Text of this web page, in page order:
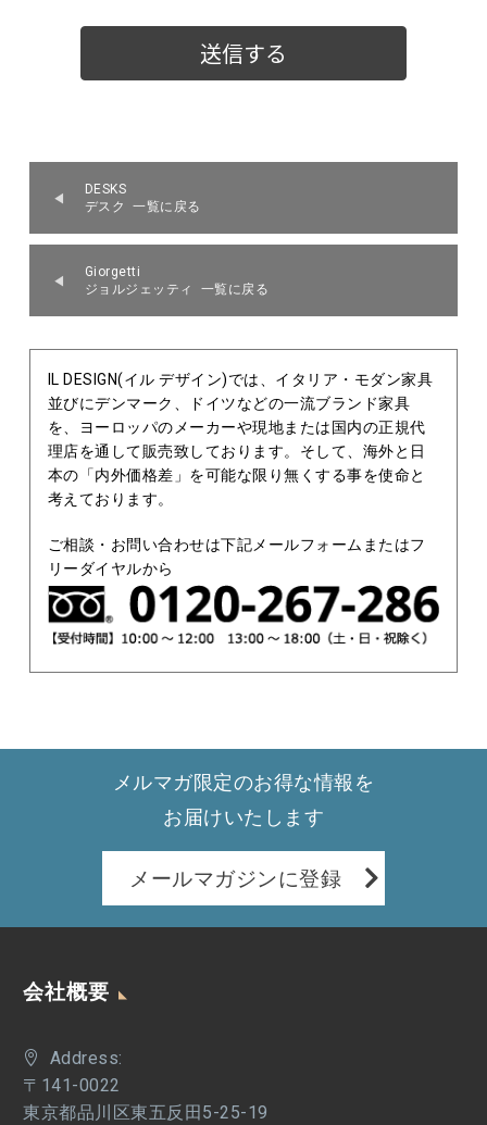
DESKS
デスク 一覧に戻る
Giorgetti
ジョルジェッティ 一覧に戻る
IL DESIGN(イル デザイン)では、イタリア・モダン家具
並びにデンマーク、ドイツなどの一流ブランド家具
を、ヨーロッパのメーカーや現地または国内の正規代
理店を通して販売致しております。そして、海外と日
本の「内外価格差」を可能な限り無くする事を使命と
考えております。
ご相談・お問い合わせは下記メールフォームまたはフ
リーダイヤルから
メルマガ限定のお得な情報を
お届けいたします
メールマガジンに登録
会社概要
Address:
〒141-0022
東京都品川区東五反田5-25-19